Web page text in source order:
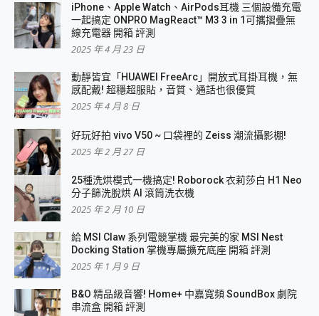
iPhone、Apple Watch、AirPods耳機 三個設備充電
一起搞定 ONPRO MagReact™ M3 3 in 1可攜摺疊無
線充電器 開箱 評測
2025 年 4 月 23 日
動靜皆宜「HUAWEI FreeArc」開放式耳掛耳機，無
感配戴! 超穩超服貼，音質、通話也很優質
2025 年 4 月 8 日
好玩好拍 vivo V50 ~ 口袋裡的 Zeiss 潮流攝影棚!
2025 年 2 月 27 日
25種洗烘模式一機搞定! Roborock 衣莉莎白 H1 Neo
分子篩洗脫烘 AI 滾筒洗衣機
2025 年 2 月 10 日
給 MSI Claw 系列電競掌機 最完美的家 MSI Nest
Docking Station 掌機專屬擴充底座 開箱 評測
2025 年 1 月 9 日
B&O 精品級音響! Home+ 中嘉寬頻 SoundBox 劇院
串流盒 開箱 評測